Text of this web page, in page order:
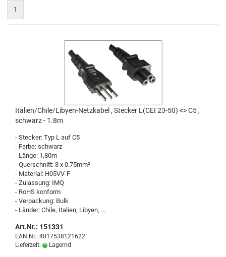
1
Ita­li­en/Chile/Libyen-​​Netz­ka­bel , Ste­cker L(CEI 23-50) <> C5 ,
schwarz - 1.8m
- Ste­cker: Typ L auf C5
- Farbe: schwarz
- Länge: 1,80m
- Quer­schnitt: 3 x 0.75mm²
- Ma­te­ri­al: H05VV-​F
- Zu­las­sung: IMQ
- RoHS kon­form
- Ver­pa­ckung: Bulk
- Län­der: Chile, Ita­li­en, Li­by­en, ...
Art.Nr.: 151331
EAN Nr.: 4017538121622
Lieferzeit:
Lagernd